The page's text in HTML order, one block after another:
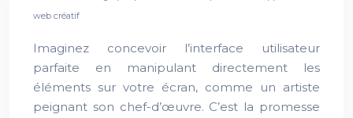
web créatif
Imaginez concevoir l’interface utilisateur
parfaite en manipulant directement les
éléments sur votre écran, comme un artiste
peignant son chef-d’œuvre. C’est la promesse